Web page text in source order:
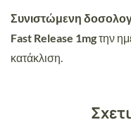
Συνιστώμενη
Fast Release 1mgτην
κατάκλιση.